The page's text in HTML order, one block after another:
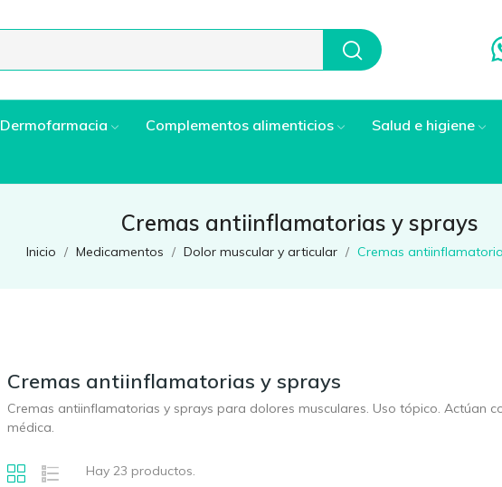
Dermofarmacia Complementos alimenticios Salud e higiene
Cremas antiinflamatorias y sprays
Inicio Medicamentos Dolor muscular y articular Cremas
Cremas antiinflamatorias y sprays
Cremas antiinflamatorias y sprays para dolores musculares. Uso tópico. Actúan
médica.
Hay 23 productos.